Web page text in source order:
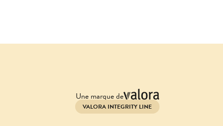
Une marque de
VALORA INTEGRITY LINE